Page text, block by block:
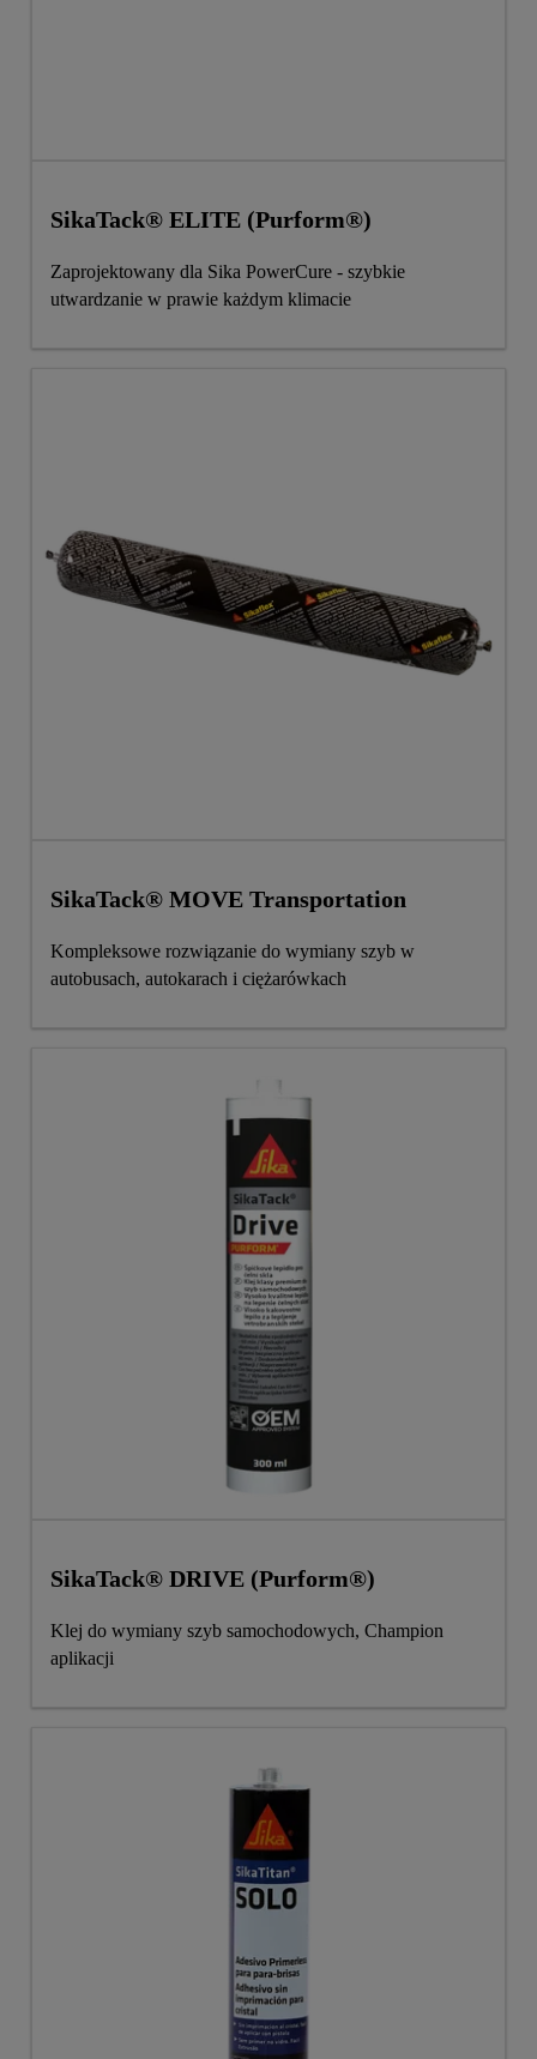
SikaTack® ELITE (Purform®)
Zaprojektowany dla Sika PowerCure - szybkie
utwardzanie w prawie każdym klimacie
SikaTack® MOVE Transportation
Kompleksowe rozwiązanie do wymiany szyb w
autobusach, autokarach i ciężarówkach
SikaTack® DRIVE (Purform®)
Klej do wymiany szyb samochodowych, Champion
aplikacji